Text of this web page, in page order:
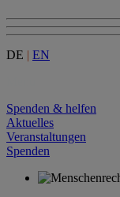
DE | EN
Spenden & helfen
Aktuelles
Veranstaltungen
Spenden